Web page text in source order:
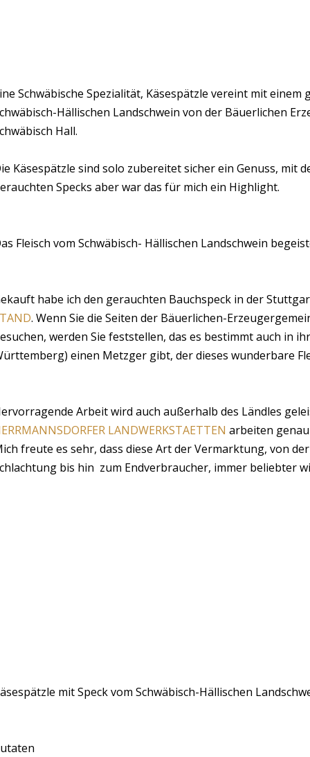
Schwäbische Spezialität, Käsespätzle vereint mit einem
Hällischen Landschwein von der Bäuerlichen
Hall.
Käsespätzle sind solo zubereitet sicher ein Genuss, mit
Specks aber war das für mich ein Highlight.
Fleisch vom Schwäbisch- Hällischen Landschwein
habe ich den gerauchten Bauchspeck in der
. Wenn Sie die Seiten der Bäuerlichen-
werden Sie feststellen, das es bestimmt auch in
einen Metzger gibt, der dieses wunderbare
Arbeit wird auch außerhalb des Ländles
LANDWERKSTAETTEN arbeiten
freute es sehr, dass diese Art der Vermarktung, von
bis hin zum Endverbraucher, immer beliebter
mit Speck vom Schwäbisch-Hällischen